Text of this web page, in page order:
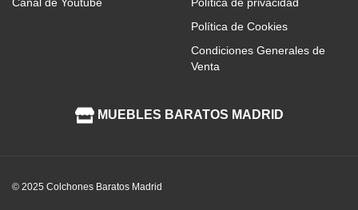
Política de Cookies
Condiciones Generales de
Venta
MUEBLES BARATOS MADRID
© 2025 Colchones Baratos Madrid